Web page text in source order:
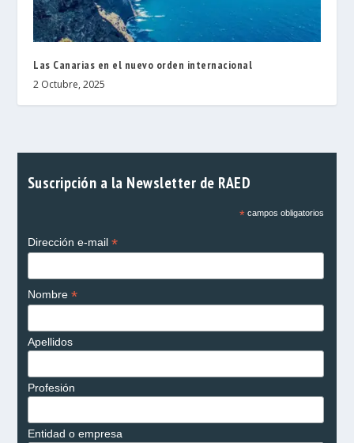
Las Canarias en el nuevo orden internacional
2 Octubre, 2025
Suscripción a la Newsletter de RAED
*campos obligatorios
Dirección e-mail *
Nombre *
Apellidos
Profesión
Entidad o empresa